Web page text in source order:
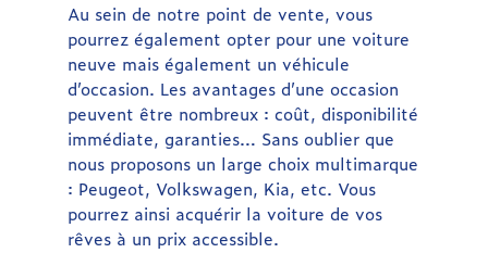
Au sein de notre point de vente, vous
pourrez également opter pour une voiture
neuve mais également un véhicule
d’occasion. Les avantages d’une occasion
peuvent être nombreux : coût, disponibilité
immédiate, garanties… Sans oublier que
nous proposons un large choix multimarque
: Peugeot, Volkswagen, Kia, etc. Vous
pourrez ainsi acquérir la voiture de vos
rêves à un prix accessible.